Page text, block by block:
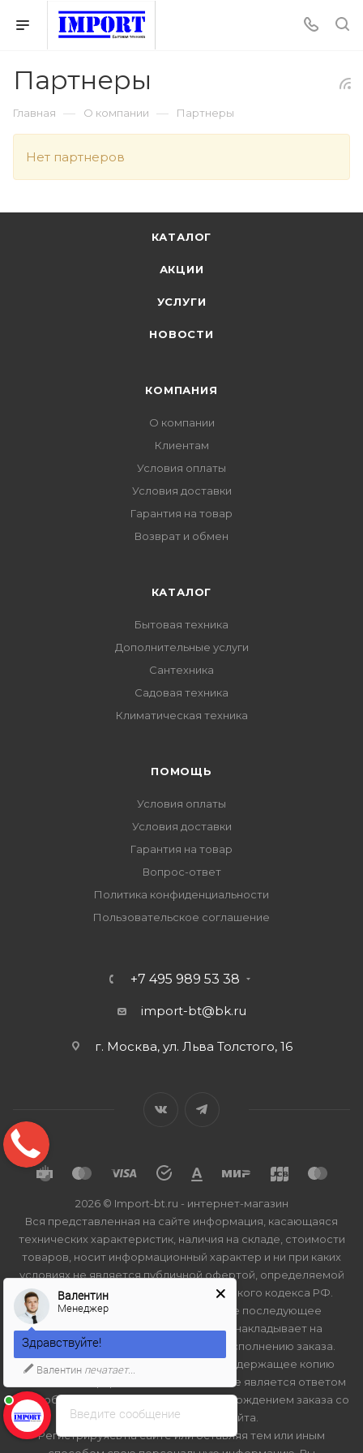
Партнеры
Главная — О компании — Партнеры
Нет партнеров
КАТАЛОГ
АКЦИИ
УСЛУГИ
НОВОСТИ
КОМПАНИЯ
О компании
Клиентам
Условия оплаты
Условия доставки
Гарантия на товар
Возврат и обмен
КАТАЛОГ
Бытовая техника
Дополнительные услуги
Сантехника
Садовая техника
Климатическая техника
ПОМОЩЬ
Условия оплаты
Условия доставки
Гарантия на товар
Вопрос-ответ
Политика конфиденциальности
Пользовательское соглашение
+7 495 989 53 38
import-bt@bk.ru
г. Москва, ул. Льва Толстого, 16
2026 © Import-bt.ru - интернет-магазин
Вся представленная на сайте информация, касающаяся
технических характеристик, наличия на складе, стоимости
товаров, носит информационный характер и ни при каких
условиях не является публичной офертой, определяемой
положениями Статьи 437(2) Гражданского кодекса РФ.
Нажатие на кнопку "купить", а также последующее
заполнение тех или иных форм, не накладывает на
владельцев сайта обязательств по исполнению заказа.
Присланное по e-mail сообщение, содержащее копию
заполненной формы заявки на сайте, не является ответом
на сообщение потребителя или подтверждением заказа со
стороны владельцев сайта.
Регистрируясь на сайте или оставляя тем или иным
Введите сообщение
Валентин
Менеджер
Здравствуйте!
Валентин печатает...